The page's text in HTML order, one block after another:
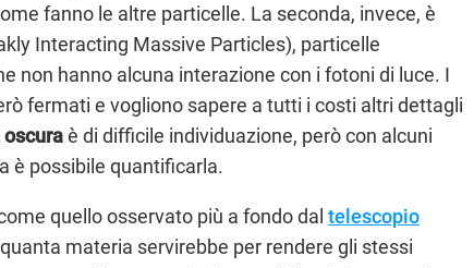
fanno le altre particelle. La seconda, invece, è
Interacting Massive Particles), particelle
non hanno alcuna interazione con i fotoni di luce. I
fermati e vogliono sapere a tutti i costi altri dettagli
è di difficile individuazione, però con alcuni
è possibile quantificarla.
quello osservato più a fondo dal telescopio
materia servirebbe per rendere gli stessi